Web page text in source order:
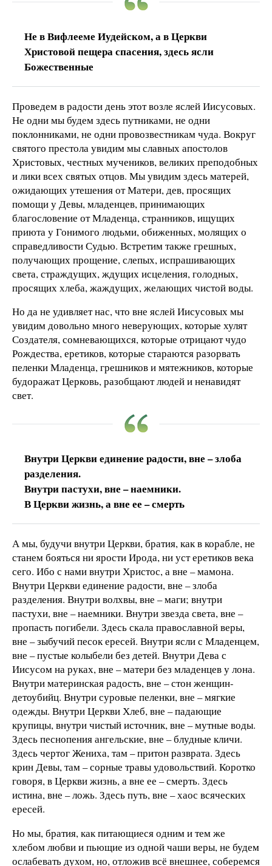
Не в Вифлееме Иудейском, а в Церкви
Христовой пещера спасения, здесь ясли
Божественные
Проведем в радости день этот возле яслей Иисусовых.
Не одни мы будем здесь путниками, не одни
поклонниками, не одни провозвестникам чуда. Вокруг
святого престола увидим мы славных апостолов
Христовых, честных мучеников, великих преподобных
и лики всех святых отцов. Мы увидим здесь матерей,
ожидающих утешения от Матери, дев, просящих
помощи у Девы, младенцев, принимающих
благословение от Младенца, странников, ищущих
приюта у Гонимого людьми, обиженных, молящих о
справедливости Судью. Встретим также грешных,
получающих прощение, слепых, испрашивающих
света, страждущих, ждущих исцеления, голодных,
просящих хлеба, жаждущих, желающих чистой воды.
Но да не удивляет нас, что вне яслей Иисусовых мы
увидим довольно много неверующих, которые хулят
Создателя, сомневающихся, которые отрицают чудо
Рождества, еретиков, которые стараются разорвать
пеленки Младенца, грешников и мятежников, которые
будоражат Церковь, разобщают людей и ненавидят
свет.
Внутри Церкви единение радости, вне – злоба
разделения.
Внутри пастухи, вне – наемники.
В Церкви жизнь, а вне ее – смерть
А мы, будучи внутри Церкви, братия, как в корабле, не
станем бояться ни ярости Ирода, ни уст еретиков века
сего. Ибо с нами внутри Христос, а вне – мамона.
Внутри Церкви единение радости, вне – злоба
разделения. Внутри волхвы, вне – маги; внутри
пастухи, вне – наемники. Внутри звезда света, вне –
пропасть погибели. Здесь скала православной веры,
вне – зыбучий песок ересей. Внутри ясли с Младенцем,
вне – пустые колыбели без детей. Внутри Дева с
Иисусом на руках, вне – матери без младенцев у лона.
Внутри материнская радость, вне – стон женщин-
детоубийц. Внутри суровые пеленки, вне – мягкие
одежды. Внутри Церкви Хлеб, вне – падающие
крупицы, внутри чистый источник, вне – мутные воды.
Здесь песнопения ангельские, вне – блудные кличи.
Здесь чертог Жениха, там – притон разврата. Здесь
крин Девы, там – сорные травы удовольствий. Коротко
говоря, в Церкви жизнь, а вне ее – смерть. Здесь
истина, вне – ложь. Здесь путь, вне – хаос всяческих
ересей.
Но мы, братия, как питающиеся одним и тем же
хлебом любви и пьющие из одной чаши веры, не будем
ослабевать духом, но, отложив всё внешнее, соберемся